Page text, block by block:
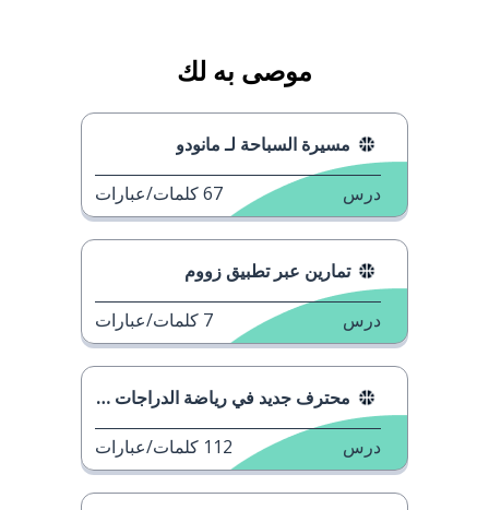
موصى به لك
مسيرة السباحة لـ مانودو
درس 67كلمات/عبارات
تمارين عبر تطبيق زووم
درس 7 كلمات/عبارات
محترف جديد في رياضة الدراجات في فرنسا
درس 112 كلمات/عبارات